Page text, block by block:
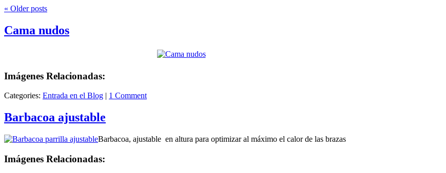
« Older posts
Cama nudos
Imágenes Relacionadas:
Categories: Entrada en el Blog | 1 Comment
Barbacoa ajustable
Barbacoa, ajustable en altura para optimizar al máximo el calor de las brazas
Imágenes Relacionadas: